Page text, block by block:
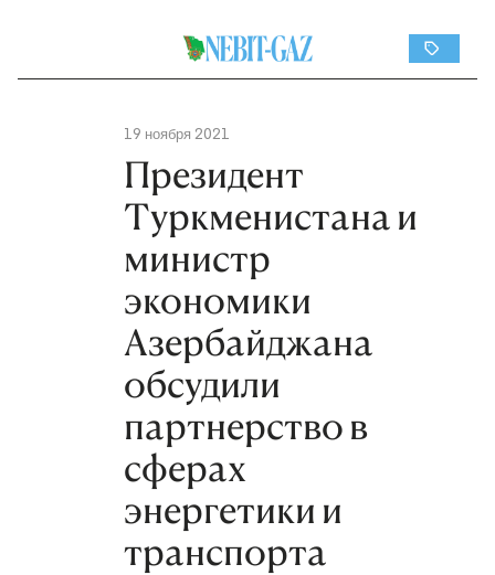
19 ноября 2021
Президент
Туркменистана и
министр
экономики
Азербайджана
обсудили
партнерство в
сферах
энергетики и
транспорта